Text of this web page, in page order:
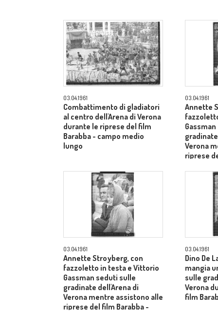
03.04.1961
Combattimento di gladiatori
al centro dell'Arena di Verona
durante le riprese del film
Barabba - campo medio
lungo
03.04.1961
Annette
Verona
riprese
03.04.1961
Annette Stroyberg, con
fazzoletto in testa e Vittorio
Gassman seduti sulle
gradinate dell'Arena di
Verona mentre assistono alle
riprese del film Barabba -
03.04.1961
Dino De
mangia
sulle
Verona
film